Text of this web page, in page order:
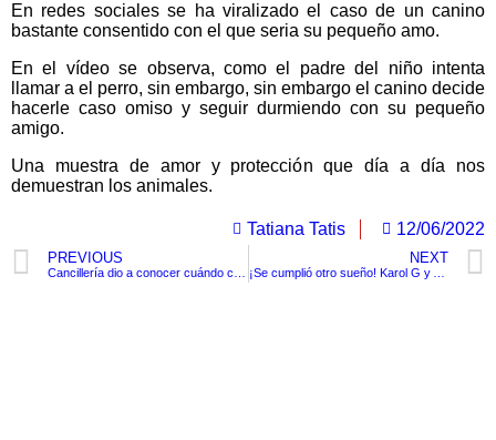
En redes sociales se ha viralizado el caso de un canino
bastante consentido con el que seria su pequeño amo.
En el vídeo se observa, como el padre del niño intenta
llamar a el perro, sin embargo, sin embargo el canino decide
hacerle caso omiso y seguir durmiendo con su pequeño
amigo.
Una muestra de amor y protección que día a día nos
demuestran los animales.
Tatiana Tatis 12/06/2022
PREVIOUS NEXT